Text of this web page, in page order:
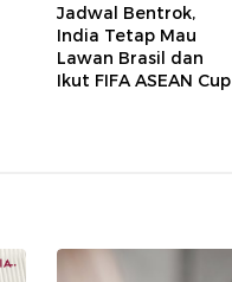
Jadwal Bentrok,
India Tetap Mau
Lawan Brasil dan
Ikut FIFA ASEAN Cup